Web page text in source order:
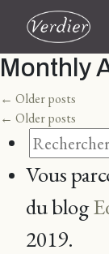
Monthly
← Older posts
← Older posts
Vous
du blog
2019.